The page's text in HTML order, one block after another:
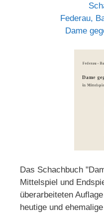
Federau,
Dame
Das Schachbuch
Mittelspiel und
überarbeiteten
heutige und